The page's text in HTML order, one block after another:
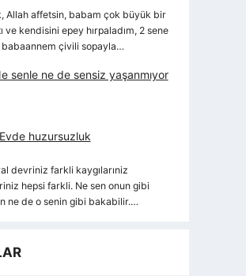
Allah affetsin, babam çok büyük bir
ve kendisini epey hırpaladım, 2 sene
çivili sopayla…
senle ne de sensiz yaşanmıyor
Evde huzursuzluk
devriniz farkli kaygılarıniz
hepsi farkli. Ne sen onun gibi
ne de o senin gibi bakabilir.…